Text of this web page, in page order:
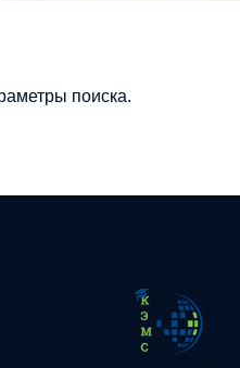
поиска.